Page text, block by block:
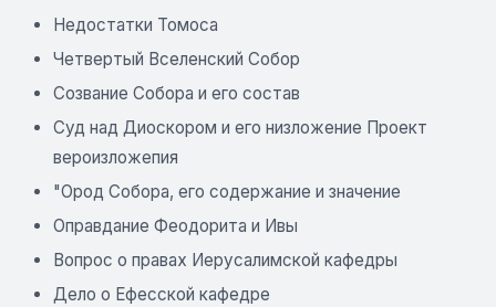
Недостатки Томоса
Четвертый Вселенский Собор
Созвание Собора и его состав
Суд над Диоскором и его низложение Проект
вероизложепия
"Ород Собора, его содержание и значение
Оправдание Феодорита и Ивы
Вопрос о правах Иерусалимской кафедры
Дело о Ефесской кафедре